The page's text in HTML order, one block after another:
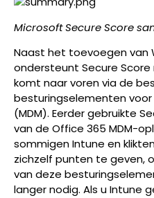
Microsoft Secure Score
Naast het toevoegen van
ondersteunt Secure Score
komt naar voren via de
besturingselementen
(MDM). Eerder gebruikte
van de Office 365 MDM-
sommigen Intune en
zichzelf punten te geven,
van deze
langer nodig. Als u Intune